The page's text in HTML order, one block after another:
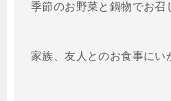
季節のお野菜と鍋物でお召
家族、友人とのお食事にい